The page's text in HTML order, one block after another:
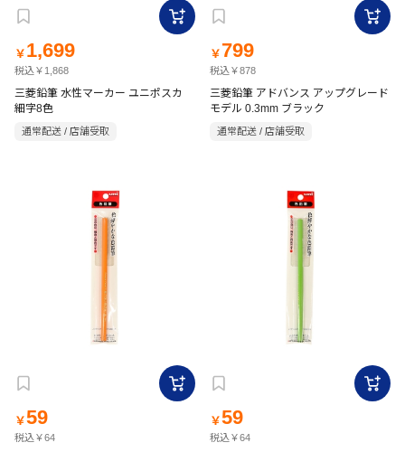
￥ 1,699
税込￥1,868
三菱鉛筆 水性マーカー ユニポスカ
細字8色
通常配送 / 店舗受取
￥ 799
税込￥878
三菱鉛筆 アドバンス アップグレード
モデル 0.3mm ブラック
通常配送 / 店舗受取
￥59
税込￥64
￥59
税込￥64